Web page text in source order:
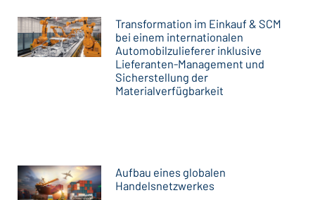
Transformation im Einkauf & SCM
bei einem internationalen
Automobilzulieferer inklusive
Lieferanten-Management und
Sicherstellung der
Materialverfügbarkeit
Aufbau eines globalen
Handelsnetzwerkes